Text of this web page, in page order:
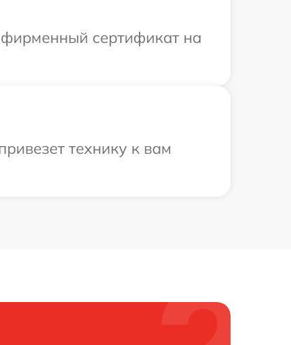
сертификат на
технику к вам